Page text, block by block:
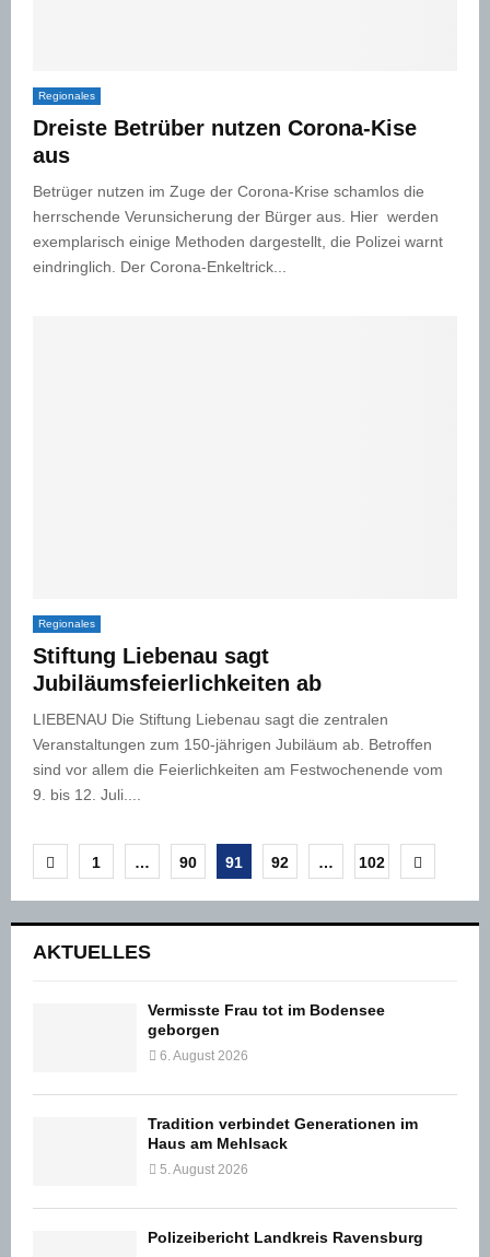
Regionales
Dreiste Betrüber nutzen Corona-Kise
aus
Betrüger nutzen im Zuge der Corona-Krise schamlos die
herrschende Verunsicherung der Bürger aus. Hier werden
exemplarisch einige Methoden dargestellt, die Polizei warnt
eindringlich. Der Corona-Enkeltrick...
Regionales
Stiftung Liebenau sagt
Jubiläumsfeierlichkeiten ab
LIEBENAU Die Stiftung Liebenau sagt die zentralen
Veranstaltungen zum 150-jährigen Jubiläum ab. Betroffen
sind vor allem die Feierlichkeiten am Festwochenende vom
9. bis 12. Juli....
Seitennummerierung
der
Beiträge
1 … 90 91 92 … 102
AKTUELLES
Vermisste Frau tot im Bodensee
geborgen
6. August 2026
Tradition verbindet Generationen im
Haus am Mehlsack
5. August 2026
Polizeibericht Landkreis Ravensburg